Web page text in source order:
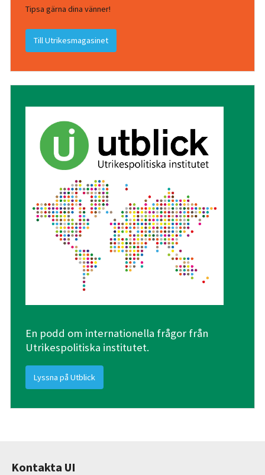
Tipsa gärna dina vänner!
Till Utrikesmagasinet
En podd om internationella frågor från
Utrikespolitiska institutet.
Lyssna på Utblick
Kontakta UI